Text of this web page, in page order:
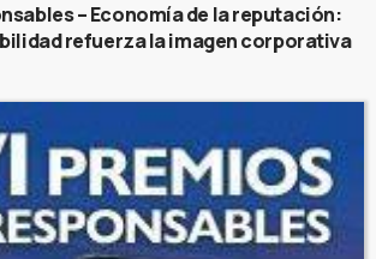
– Economía de la reputación:
refuerza la imagen corporativa